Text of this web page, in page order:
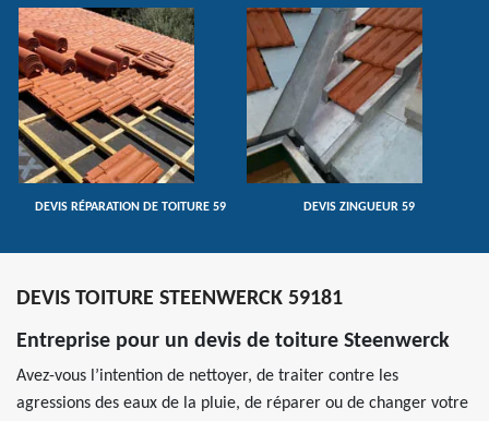
DEVIS RÉPARATION DE TOITURE 59 DEVIS ZINGUEUR 59
DEVIS TOITURE STEENWERCK 59181
Entreprise pour un devis de toiture Steenwerck
Avez-vous l’intention de nettoyer, de traiter contre les
agressions des eaux de la pluie, de réparer ou de changer votre